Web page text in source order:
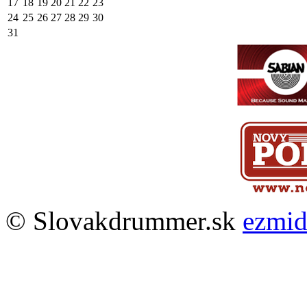
17 18 19 20 21 22 23
24 25 26 27 28 29 30
31
© Slovakdrummer.sk